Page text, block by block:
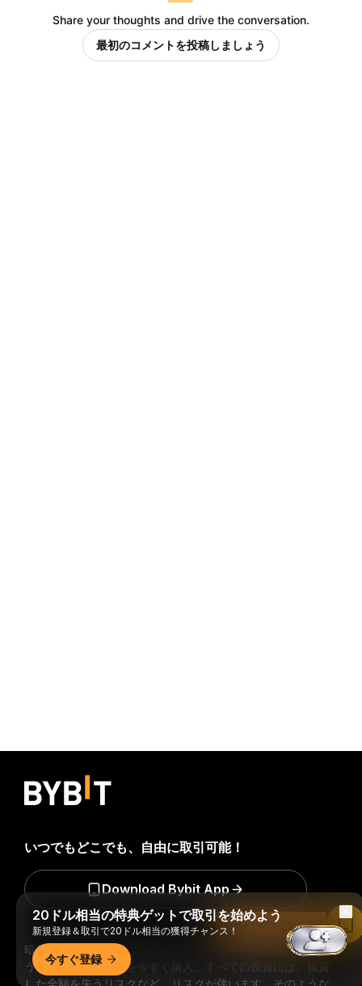
Share your thoughts and drive the conversation.
最初のコメントを投稿しましょう
暗号資産世界の重要な洞察や分析をいち早く手に入れましょ
う：ニュースレターを今すぐ購入。
すべての投資には、投資
した全額を失うリスクなど、リスクが伴います。そのような
いつでもどこでも、自由に取引可能！
Download Bybit App
20ドル相当の特典ゲットで取引を始めよう
新規登録＆取引で20ドル相当の獲得チャンス！
今すぐ登録
Bybitアプリで読む